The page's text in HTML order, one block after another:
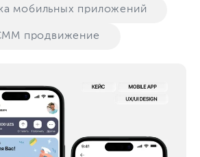
мобильных приложений
продвижение